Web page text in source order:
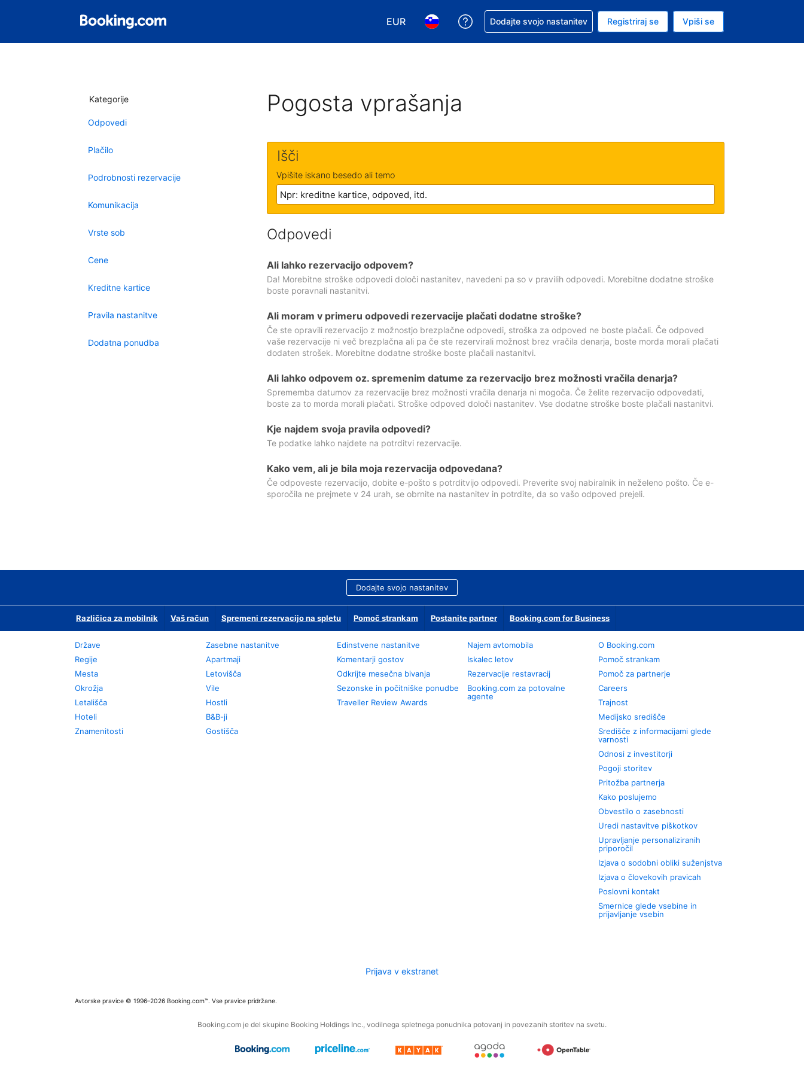
EUR
Izbira valute. Vaša trenutna valuta je evro
Izbira jezika. Vaš trenutni jezik je Slovenščini
Zaprosite za pomoč pri rezervaciji
Dodajte svojo nastanitev Registriraj se Vpiši se
Kategorije
Odpovedi
Plačilo
Podrobnosti rezervacije
Komunikacija
Vrste sob
Cene
Kreditne kartice
Pravila nastanitve
Dodatna ponudba
Pogosta vprašanja
Išči
Vpišite iskano besedo ali temo
Odpovedi
Ali lahko rezervacijo odpovem?
Da! Morebitne stroške odpovedi določi nastanitev, navedeni pa so v pravilih odpovedi. Morebitne dodatne stroške
boste poravnali nastanitvi.
Ali moram v primeru odpovedi rezervacije plačati dodatne stroške?
Če ste opravili rezervacijo z možnostjo brezplačne odpovedi, stroška za odpoved ne boste plačali. Če odpoved
vaše rezervacije ni več brezplačna ali pa če ste rezervirali možnost brez vračila denarja, boste morda morali plačati
dodaten strošek. Morebitne dodatne stroške boste plačali nastanitvi.
Ali lahko odpovem oz. spremenim datume za rezervacijo brez možnosti vračila denarja?
Sprememba datumov za rezervacije brez možnosti vračila denarja ni mogoča. Če želite rezervacijo odpovedati,
boste za to morda morali plačati. Stroške odpoved določi nastanitev. Vse dodatne stroške boste plačali nastanitvi.
Kje najdem svoja pravila odpovedi?
Te podatke lahko najdete na potrditvi rezervacije.
Kako vem, ali je bila moja rezervacija odpovedana?
Če odpoveste rezervacijo, dobite e-pošto s potrditvijo odpovedi. Preverite svoj nabiralnik in neželeno pošto. Če e-
sporočila ne prejmete v 24 urah, se obrnite na nastanitev in potrdite, da so vašo odpoved prejeli.
Dodajte svojo nastanitev
Različica za mobilnik Vaš račun Spremeni rezervacijo na spletu Pomoč strankam Postanite partner Booking.com for Business
Države
Regije
Mesta
Okrožja
Letališča
Hoteli
Znamenitosti
Zasebne nastanitve
Apartmaji
Letovišča
Vile
Hostli
B&B-ji
Gostišča
Edinstvene nastanitve
Komentarji gostov
Odkrijte mesečna bivanja
Sezonske in počitniške ponudbe
Traveller Review Awards
Najem avtomobila
Iskalec letov
Rezervacije restavracij
Booking.com za potovalne
agente
O Booking.com
Pomoč strankam
Pomoč za partnerje
Careers
Trajnost
Medijsko središče
Središče z informacijami glede
varnosti
Odnosi z investitorji
Pogoji storitev
Pritožba partnerja
Kako poslujemo
Obvestilo o zasebnosti
Uredi nastavitve piškotkov
Upravljanje personaliziranih
priporočil
Izjava o sodobni obliki suženjstva
Izjava o človekovih pravicah
Poslovni kontakt
Smernice glede vsebine in
prijavljanje vsebin
Prijava v ekstranet
Avtorske pravice © 1996–2026 Booking.com™. Vse pravice pridržane.
Booking.com je del skupine Booking Holdings Inc., vodilnega spletnega ponudnika potovanj in povezanih storitev na svetu.